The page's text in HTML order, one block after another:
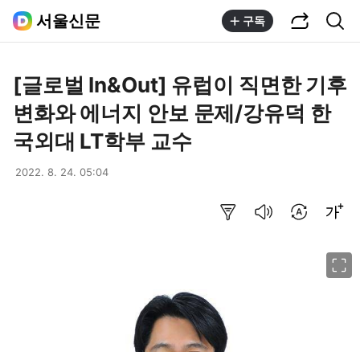
서울신문 구독
[글로벌 In&Out] 유럽이 직면한 기후
변화와 에너지 안보 문제/강유덕 한
국외대 LT학부 교수
2022. 8. 24. 05:04